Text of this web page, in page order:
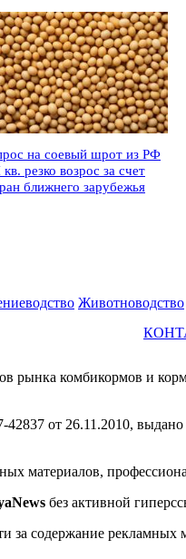
на соевый шрот из РФ
кв. резко возрос за счет
ближнего зарубежья
Животноводство
рынка комбикормов и
от 26.11.2010,
материалов,
без активной
за содержание